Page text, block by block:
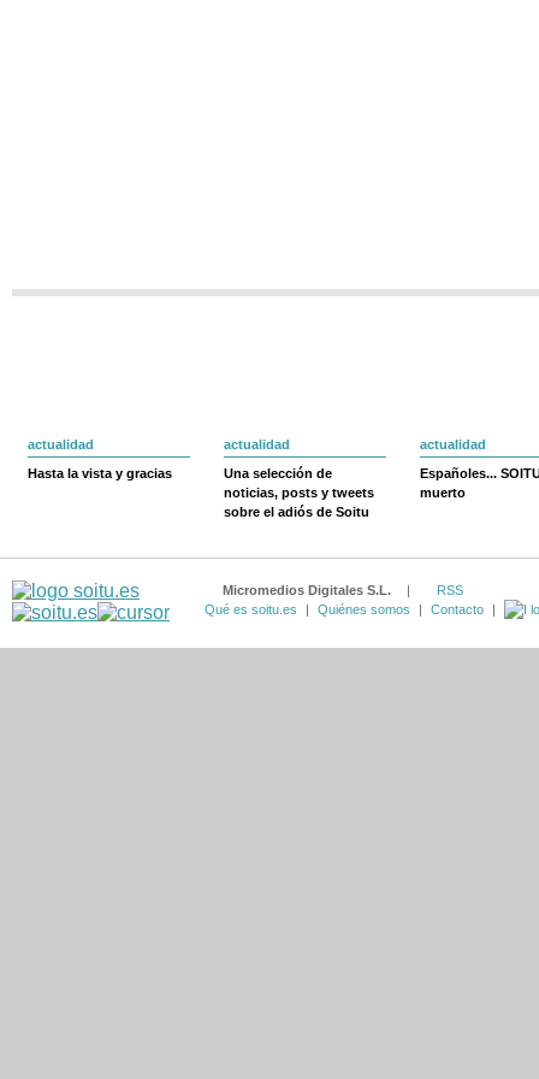
actualidad
Hasta la vista y gracias
actualidad
Una selección de
noticias, posts y tweets
sobre el adiós de Soitu
actualidad
Españoles...
muerto
Micromedios Digitales S.L. |
RSS
Qué es soitu.es
| Quiénes somos | Contacto |